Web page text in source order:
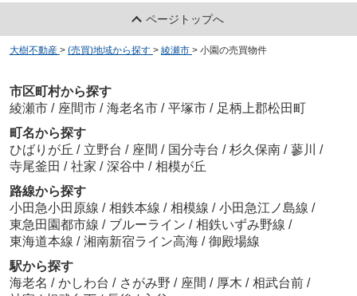
ページトップへ
大樹不動産 > (売買)地域から探す > 綾瀬市 > 小園の売買物件
市区町村から探す
綾瀬市 / 座間市 / 海老名市 / 平塚市 / 足柄上郡松田町
町名から探す
ひばりが丘 / 立野台 / 座間 / 国分寺台 / 杉久保南 / 蓼川 /
寺尾釜田 / 社家 / 深谷中 / 相模が丘
路線から探す
小田急小田原線 / 相鉄本線 / 相模線 / 小田急江ノ島線 /
東急田園都市線 / ブルーライン / 相鉄いずみ野線 /
東海道本線 / 湘南新宿ライン高海 / 御殿場線
駅から探す
海老名 / かしわ台 / さがみ野 / 座間 / 厚木 / 相武台前 /